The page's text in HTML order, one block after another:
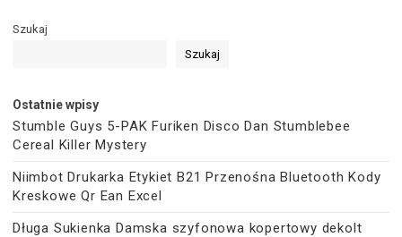
Szukaj
Szukaj
Ostatnie wpisy
Stumble Guys 5-PAK Furiken Disco Dan Stumblebee
Cereal Killer Mystery
Niimbot Drukarka Etykiet B21 Przenośna Bluetooth Kody
Kreskowe Qr Ean Excel
Długa Sukienka Damska szyfonowa kopertowy dekolt